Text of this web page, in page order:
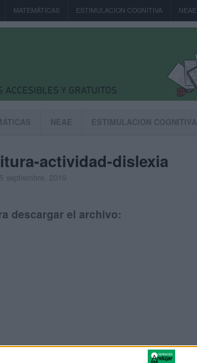
MATEMÁTICAS ESTIMULACION COGNITIVA NEAE
NEAE ESTIMULACION COGNITIVA
actividad-dislexia
septiembre, 2019
descargar el archivo: